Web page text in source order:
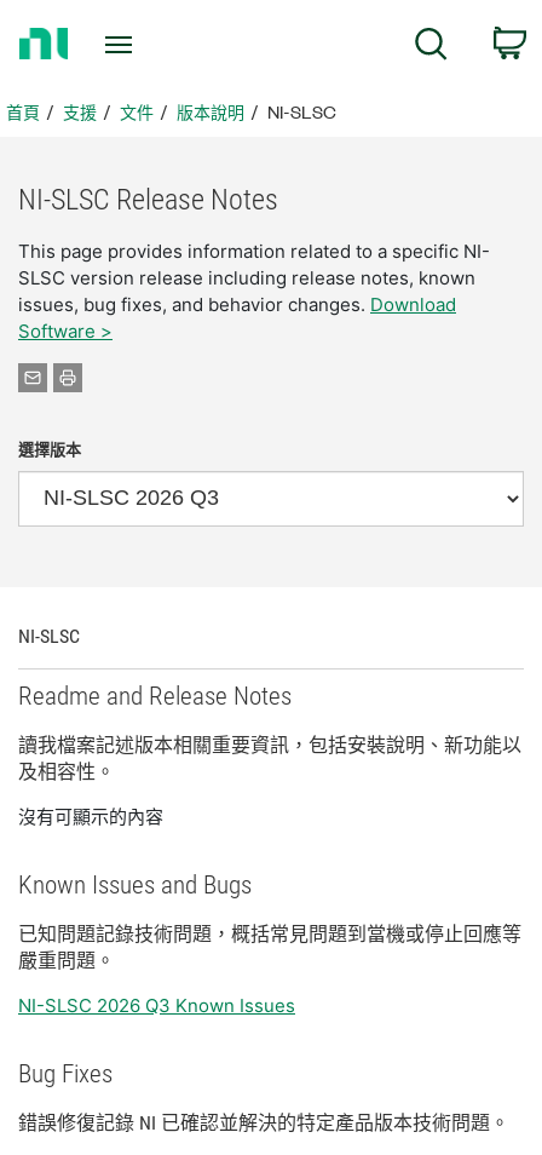
頁首頁 支援 文件 版本說明 NI-SLSC
NI-SLSC Release Notes
This page provides information related to a specific NI-
SLSC version release including release notes, known
issues, bug fixes, and behavior changes. Download
Software >
選擇版本
NI-SLSC
Readme and Release Notes
讀我檔案記述版本相關重要資訊， 包括安裝說明、 新功能以
及相容性。
沒有可顯示的內容
Known Issues and Bugs
已知問題記錄技術問題， 概括常見問題到 當機或停止回應等
嚴重問題。
NI-SLSC 2026 Q3 Known Issues
Bug Fixes
錯誤修復記錄 NI 已確認並解決的特定產品版本技術問題。